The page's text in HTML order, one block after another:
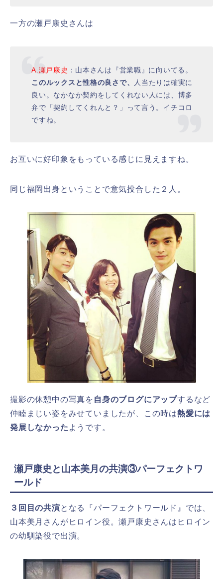
一方の瀬戸康史さんは
A.瀬戸康史 ：山本さんは『営業職』に向いてる。
このルックスと性格の良さで、
人当たりは確実に
良い。なかなか契約をしてくれない人には、博多
弁で「契約してくれんと？」って言う。イチコロ
ですね。
お互いに好印象をもっている感じに見えますね。
同じ福岡出身ということで意気投合した２人。
撮影の休憩中の写真を 自身のブログにアップするなど
仲睦まじい姿をみせていましたが、この時は熱愛には
発展しなかった ようです。
瀬戸康史と山本美月の共演③パーフェクトワ
ールド
３回目の共演となる『パーフェクトワールド』では、
山本美月さんがヒロイン役。瀬戸康史さんはヒロイン
の幼馴染役で出演。